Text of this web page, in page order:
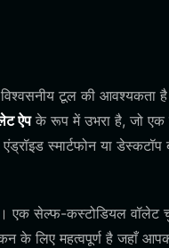
टूल की आवश्यकता
ऐपके रूप में उभरा है, जो एक
स्मार्टफोन या
सेल्फ-कस्टोडियल वॉलेट
लिए महत्वपूर्ण है जहाँ